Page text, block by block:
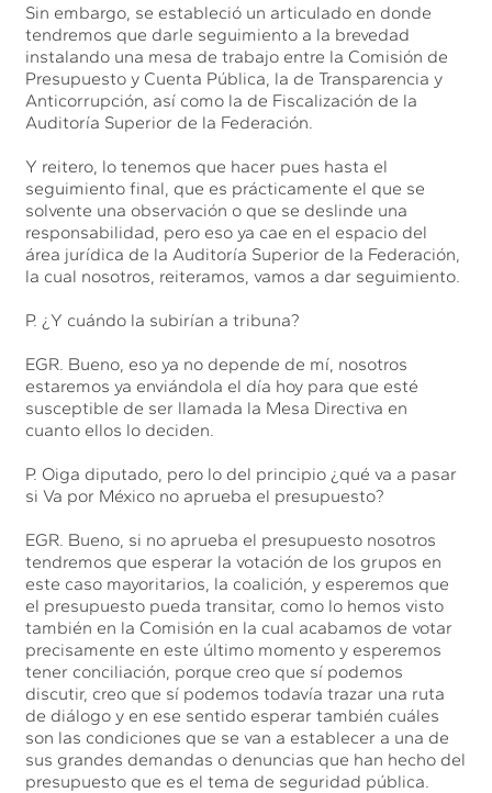
Sin embargo, se estableció un articulado en donde
tendremos que darle seguimiento a la brevedad
instalando una mesa de trabajo entre la Comisión de
Presupuesto y Cuenta Pública, la de Transparencia y
Anticorrupción, así como la de Fiscalización de la
Auditoría Superior de la Federación.
Y reitero, lo tenemos que hacer pues hasta el
seguimiento final, que es prácticamente el que se
solvente una observación o que se deslinde una
responsabilidad, pero eso ya cae en el espacio del
área jurídica de la Auditoría Superior de la Federación,
la cual nosotros, reiteramos, vamos a dar seguimiento.
P. ¿Y cuándo la subirían a tribuna?
EGR. Bueno, eso ya no depende de mí, nosotros
estaremos ya enviándola el día hoy para que esté
susceptible de ser llamada la Mesa Directiva en
cuanto ellos lo deciden.
P. Oiga diputado, pero lo del principio ¿qué va a pasar
si Va por México no aprueba el presupuesto?
EGR. Bueno, si no aprueba el presupuesto nosotros
tendremos que esperar la votación de los grupos en
este caso mayoritarios, la coalición, y esperemos que
el presupuesto pueda transitar, como lo hemos visto
también en la Comisión en la cual acabamos de votar
precisamente en este último momento y esperemos
tener conciliación, porque creo que sí podemos
discutir, creo que sí podemos todavía trazar una ruta
de diálogo y en ese sentido esperar también cuáles
son las condiciones que se van a establecer a una de
sus grandes demandas o denuncias que han hecho del
presupuesto que es el tema de seguridad pública.